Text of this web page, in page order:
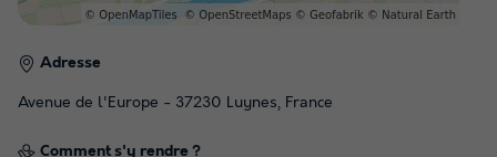
Adresse
Avenue de l'Europe - 37230 Luynes, France
Comment s'y rendre ?